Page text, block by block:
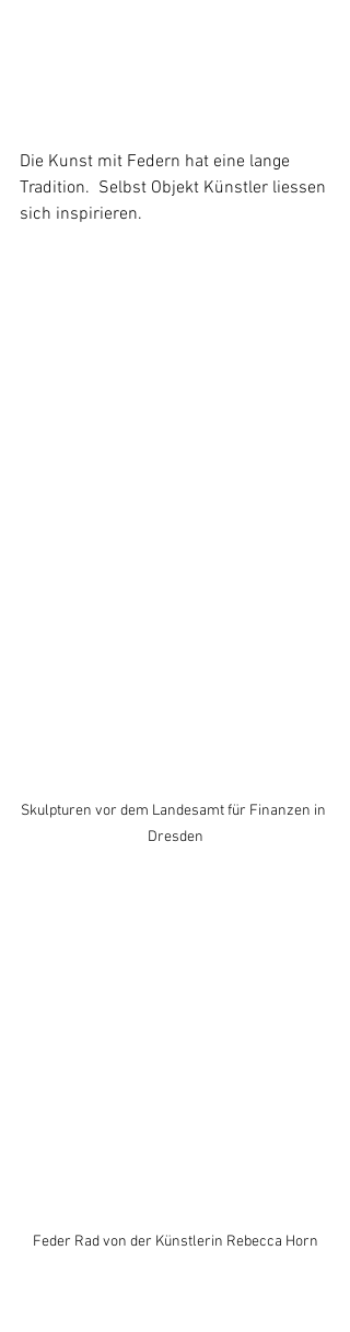
Die Kunst mit Federn hat eine lange
Tradition.  Selbst Objekt Künstler liessen
sich inspirieren.
Skulpturen vor dem Landesamt für Finanzen in
Dresden
Feder Rad von der Künstlerin Rebecca Horn